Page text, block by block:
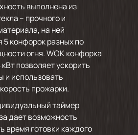
выполнена из
– прочного и
на ней
5 конфорок разных по
огня. WOK конфорка
позволяет ускорить
и использовать
прожарки.
таймер
дает возможность
время готовки каждого